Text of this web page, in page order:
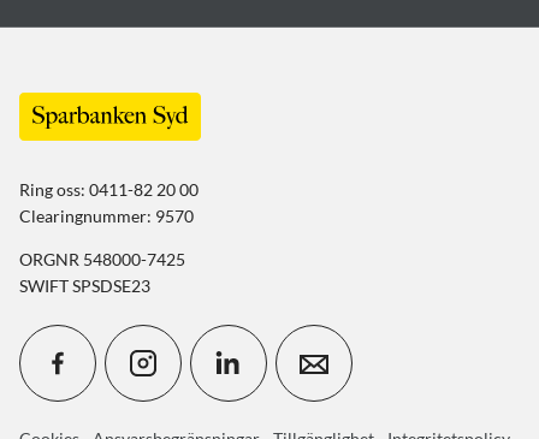
Ring oss: 0411-82 20 00
Clearingnummer: 9570
ORGNR 548000-7425
SWIFT SPSDSE23